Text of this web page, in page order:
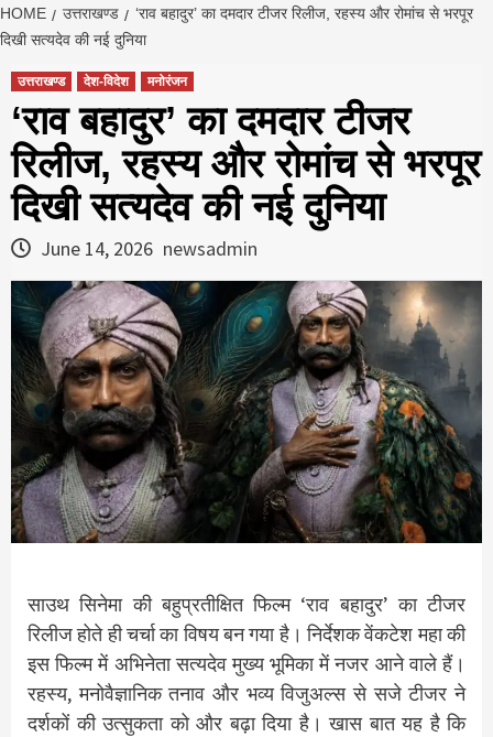
HOME उत्तराखण्ड
‘राव बहादुर’ का दमदार टीजर रिलीज, रहस्य और रोमांच से भरपूर
दिखी सत्यदेव की नई दुनिया
उत्तराखण्ड देश-विदेश मनोरंजन
‘राव बहादुर’ का दमदार टीजर
रिलीज, रहस्य और रोमांच से भरपूर
दिखी सत्यदेव की नई दुनिया
June 14, 2026 newsadmin
साउथ सिनेमा की बहुप्रतीक्षित फिल्म ‘राव बहादुर’ का टीजर
रिलीज होते ही चर्चा का विषय बन गया है। निर्देशक वेंकटेश महा की
इस फिल्म में अभिनेता सत्यदेव मुख्य भूमिका में नजर आने वाले हैं।
रहस्य, मनोवैज्ञानिक तनाव और भव्य विजुअल्स से सजे टीजर ने
दर्शकों की उत्सुकता को और बढ़ा दिया है। खास बात यह है कि